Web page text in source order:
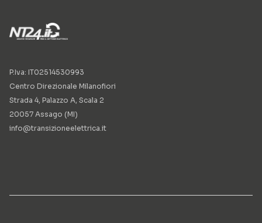
P.Iva: IT02514530993
Centro Direzionale Milanofiori
Strada 4, Palazzo A, Scala 2
20057 Assago (MI)
info@transizioneelettrica.it